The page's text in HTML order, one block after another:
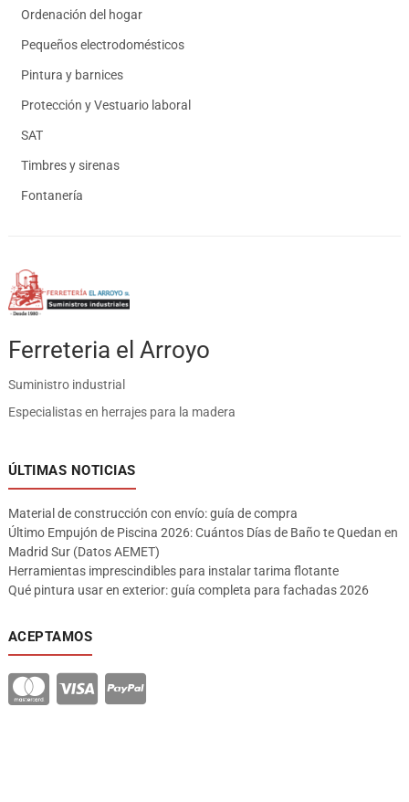
Ordenación del hogar
Pequeños electrodomésticos
Pintura y barnices
Protección y Vestuario laboral
SAT
Timbres y sirenas
Fontanería
Ferreteria el Arroyo
Suministro industrial
Especialistas en herrajes para la madera
ÚLTIMAS NOTICIAS
Material de construcción con envío: guía de compra
Último Empujón de Piscina 2026: Cuántos Días de Baño te Quedan en
Madrid Sur (Datos AEMET)
Herramientas imprescindibles para instalar tarima flotante
Qué pintura usar en exterior: guía completa para fachadas 2026
ACEPTAMOS